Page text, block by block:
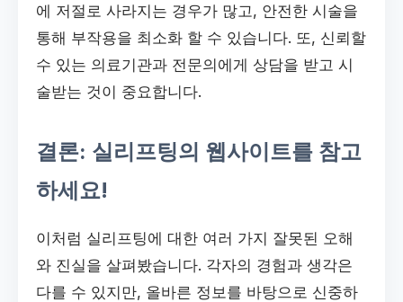
에 저절로 사라지는 경우가 많고, 안전한 시술을
통해 부작용을 최소화 할 수 있습니다. 또, 신뢰할
수 있는 의료기관과 전문의에게 상담을 받고 시
술받는 것이 중요합니다.
결론: 실리프팅의 웹사이트를 참고
하세요!
이처럼 실리프팅에 대한 여러 가지 잘못된 오해
와 진실을 살펴봤습니다. 각자의 경험과 생각은
다를 수 있지만, 올바른 정보를 바탕으로 신중하